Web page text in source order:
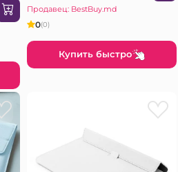
Продавец: BestBuy.md
0(0)
Купить быстро